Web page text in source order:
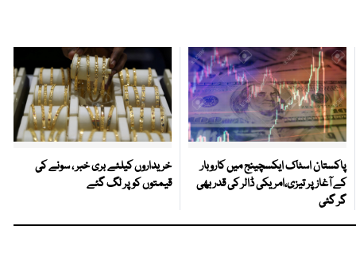
پاکستان اسٹاک ایکسچینج میں کاروبار
کے آغاز پر تیزی،امریکی ڈالر کی قدر بھی
گر گئی
خریداروں کیلئے بری خبر ، سونے کی
قیمتوں کو پر لگ گئے